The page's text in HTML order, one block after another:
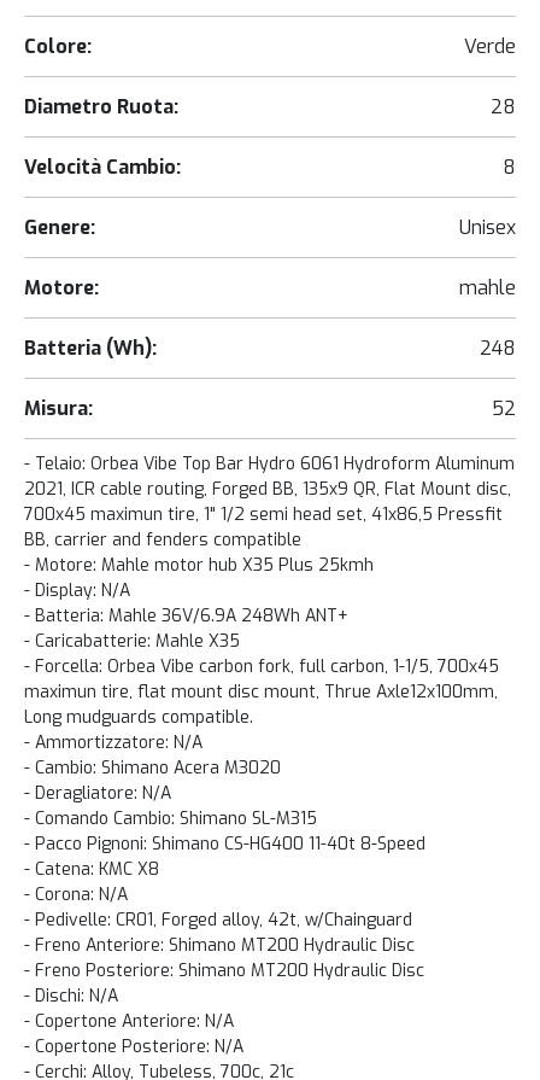
Colore: Verde
Diametro Ruota: 28
Velocità Cambio: 8
Genere: Unisex
Motore: mahle
Batteria (Wh): 248
Misura: 52
- Telaio: Orbea Vibe Top Bar Hydro 6061 Hydroform Aluminum
2021, ICR cable routing, Forged BB, 135x9 QR, Flat Mount disc,
700x45 maximun tire, 1" 1/2 semi head set, 41x86,5 Pressfit
BB, carrier and fenders compatible
- Motore: Mahle motor hub X35 Plus 25kmh
- Display: N/A
- Batteria: Mahle 36V/6.9A 248Wh ANT+
- Caricabatterie: Mahle X35
- Forcella: Orbea Vibe carbon fork, full carbon, 1-1/5, 700x45
maximun tire, flat mount disc mount, Thrue Axle12x100mm,
Long mudguards compatible.
- Ammortizzatore: N/A
- Cambio: Shimano Acera M3020
- Deragliatore: N/A
- Comando Cambio: Shimano SL-M315
- Pacco Pignoni: Shimano CS-HG400 11-40t 8-Speed
- Catena: KMC X8
- Corona: N/A
- Pedivelle: CR01, Forged alloy, 42t, w/Chainguard
- Freno Anteriore: Shimano MT200 Hydraulic Disc
- Freno Posteriore: Shimano MT200 Hydraulic Disc
- Dischi: N/A
- Copertone Anteriore: N/A
- Copertone Posteriore: N/A
- Cerchi: Alloy, Tubeless, 700c, 21c